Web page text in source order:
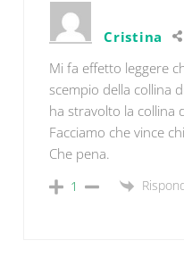
Cristina
Mi fa effetto leggere
scempio della collina
ha stravolto la collina
Facciamo che vince
Che pena.
1